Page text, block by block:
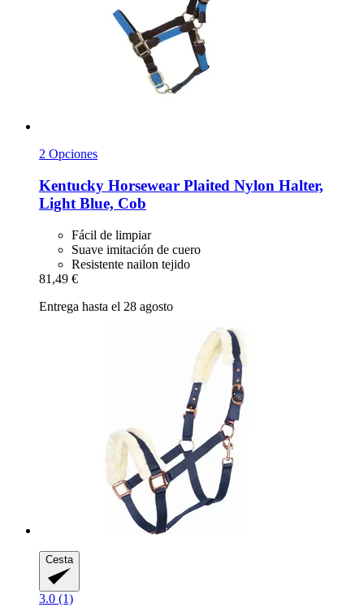
2 Opciones
Kentucky Horsewear Plaited Nylon Halter,
Light Blue, Cob
Fácil de limpiar
Suave imitación de cuero
Resistente nailon tejido
81,49 €
Entrega hasta el 28 agosto
Cesta
3.0 (1)